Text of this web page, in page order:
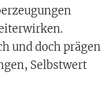
und doch prägen
Selbstwert